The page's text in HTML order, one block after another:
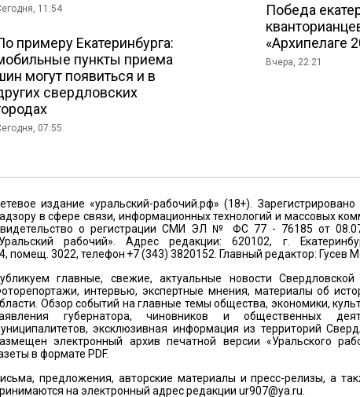
11:54
примеру Екатеринбурга:
пункты приема
могут появиться и в
свердловских
07:55
Победа
«Архипелаге
Вчера, 22:21
издание «уральский-рабочий.рф» (18+).
в сфере связи, информационных технологий и массовых
о регистрации СМИ ЭЛ № ФС 77 - 76185 от
рабочий». Адрес редакции: 620102, г.
помещ. 3022, телефон +7 (343) 3820152. Главный редактор: Гусев
главные, свежие, актуальные новости Свердловской
интервью, экспертные мнения, материалы об
Обзор событий на главные темы общества, экономики,
губернатора, чиновников и общественных
эксклюзивная информация из территорий
электронный архив печатной версии «Уральского
в формате PDF.
предложения, авторские материалы и пресс-релизы, а
на электронный адрес редакции ur907@ya.ru